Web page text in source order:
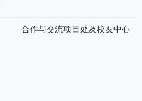
合作与交流项目处及校友中心